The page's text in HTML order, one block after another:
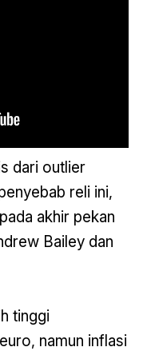
dari outlier
reli ini,
akhir pekan
Bailey dan
tinggi
namun inflasi